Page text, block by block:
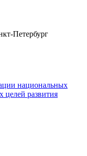
Петербург
национальных
целей развития